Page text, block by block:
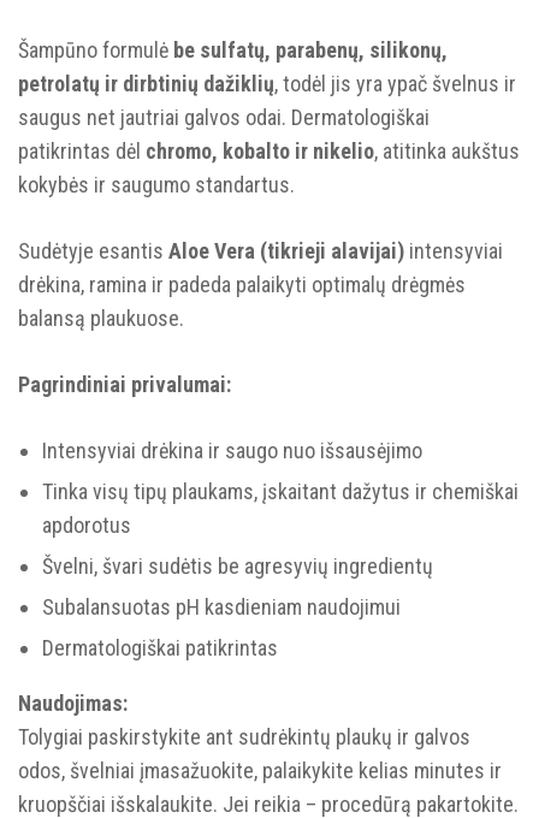
Šampūno formulė be sulfatų, parabenų, silikonų,
petrolatų ir dirbtinių dažiklių, todėl jis yra ypač švelnus ir
saugus net jautriai galvos odai. Dermatologiškai
patikrintas dėl chromo, kobalto ir nikelio, atitinka aukštus
kokybės ir saugumo standartus.
Sudėtyje esantis Aloe Vera (tikrieji alavijai) intensyviai
drėkina, ramina ir padeda palaikyti optimalų drėgmės
balansą plaukuose.
Pagrindiniai privalumai:
Intensyviai drėkina ir saugo nuo išsausėjimo
Tinka visų tipų plaukams, įskaitant dažytus ir chemiškai
apdorotus
Švelni, švari sudėtis be agresyvių ingredientų
Subalansuotas pH kasdieniam naudojimui
Dermatologiškai patikrintas
Naudojimas:
Tolygiai paskirstykite ant sudrėkintų plaukų ir galvos
odos, švelniai įmasažuokite, palaikykite kelias minutes ir
kruopščiai išskalaukite. Jei reikia – procedūrą pakartokite.